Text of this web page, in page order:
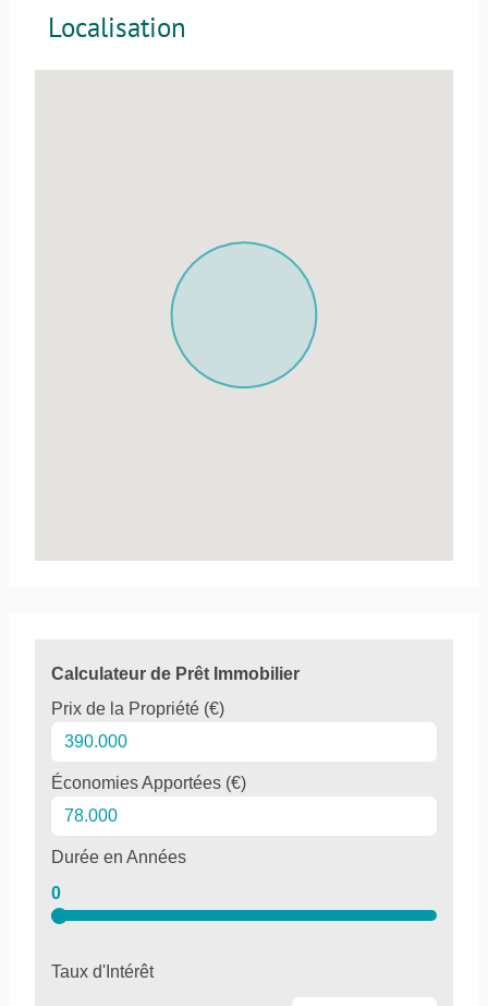
Localisation
Calculateur de Prêt Immobilier
Prix de la Propriété (€)
Économies Apportées (€)
Durée en Années
0
Taux d'Intérêt